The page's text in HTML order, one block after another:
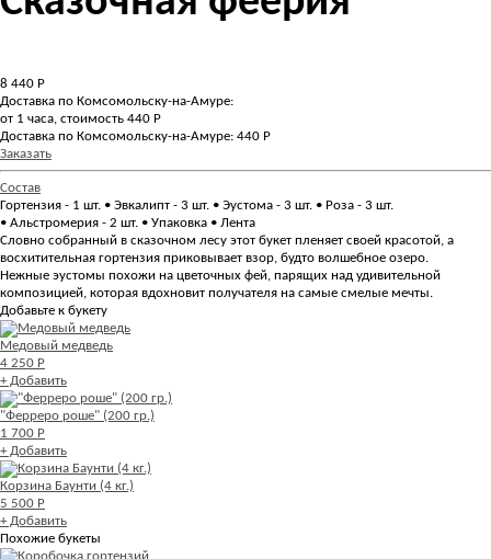
8 440 Р
Доставка по Комсомольску-на-Амуре:
от 1 часа, стоимость 440 Р
Доставка по Комсомольску-на-Амуре: 440 Р
Заказать
Состав
Гортензия - 1 шт. • Эвкалипт - 3 шт. • Эустома - 3 шт. • Роза - 3 шт.
• Альстромерия - 2 шт. • Упаковка • Лента
Словно собранный в сказочном лесу этот букет пленяет своей красотой, а
восхитительная гортензия приковывает взор, будто волшебное озеро.
Нежные эустомы похожи на цветочных фей, парящих над удивительной
композицией, которая вдохновит получателя на самые смелые мечты.
Добавьте к букету
Медовый медведь
4 250 Р
+ Добавить
"Ферреро роше" (200 гр.)
1 700 Р
+ Добавить
Корзина Баунти (4 кг.)
5 500 Р
+ Добавить
Похожие букеты